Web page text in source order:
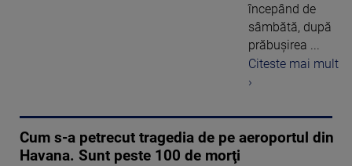
începând de
sâmbătă, după
prăbuşirea ...
Citeste mai mult
›
Cum s-a petrecut tragedia de pe aeroportul din
Havana. Sunt peste 100 de morţi